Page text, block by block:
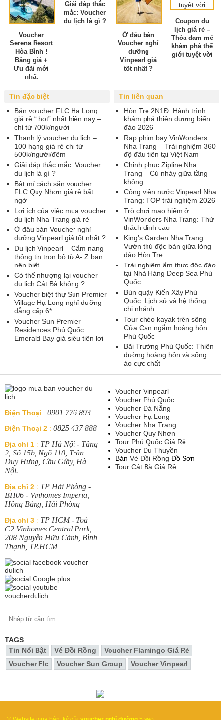
Voucher
Serena Resort
Hòa Bình !
Bảng giá +
Ưu đãi mới
nhất
Giải đáp thắc
mắc: Voucher
du lịch là gì ?
Ở đâu bán
Voucher nghỉ
dưỡng
Vinpearl giá
tốt nhất ?
Coupon du
lịch giá rẻ –
Thỏa đam mê
khám phá thế
giới tuyệt vời
Tin liên quan
Hòn Tre 2N1Đ: Hành trình
khám phá thiên đường biển
đảo 2026
Rạp phim bay VinWonders
Nha Trang – Trải nghiệm 360
độ đầu tiên tại Việt Nam
Chinh phục Zipline Nha
Trang – Cú nhảy giữa tầng
không
Công viên nước Vinpearl Nha
Trang: TOP trải nghiệm 2026
Trò chơi mạo hiểm ở
VinWonders Nha Trang: Thử
thách đỉnh cao
King’s Garden Nha Trang:
Vườn thú độc bản giữa lòng
đảo Hòn Tre
Trải nghiệm ẩm thực độc đáo
tại Nhà Hàng Deep Sea Phú
Quốc
Bún quậy Kiến Xây Phú
Quốc: Lịch sử và hệ thống
chi nhánh
Tour chèo kayak trên sông
Cửa Cạn ngắm hoàng hôn
Phú Quốc
Bãi Trường Phú Quốc: Thiên
đường hoàng hôn và sống
ảo cực chất
Tin đặc biệt
Bán voucher FLC Hạ Long
giá rẻ “ hot” nhất hiện nay –
chỉ từ 700k/người
Thanh lý voucher du lịch –
100 hạng giá rẻ chỉ từ
500k/người/đêm
Giải đáp thắc mắc: Voucher
du lịch là gì ?
Bật mí cách săn voucher
FLC Quy Nhơn giá rẻ bất
ngờ
Lợi ích của việc mua voucher
du lịch Nha Trang giá rẻ
Ở đâu bán Voucher nghỉ
dưỡng Vinpearl giá tốt nhất ?
Du lịch Vinpearl – Cẩm nang
thông tin trọn bộ từ A- Z bạn
nên biết
Có thể nhượng lại voucher
du lịch Cát Bà không ?
Voucher biệt thự Sun Premier
Village Hạ Long nghỉ dưỡng
đẳng cấp 6*
Voucher Sun Premier
Residences Phú Quốc
Emerald Bay giá siêu tiện lợi
Điện Thoại : 0901 776 893
Điện Thoại 2 : 0825 437 888
Địa chỉ 1 : TP Hà Nội - Tầng
2, Số 15b, Ngõ 110, Trần
Duy Hưng, Cầu Giầy, Hà
Nội.
Địa chỉ 2 : TP Hải Phòng -
BH06 - Vinhomes Imperia,
Hồng Bàng, Hải Phòng
Địa chỉ 3 : TP HCM - Toà
C2 Vinhomes Central Park,
208 Nguyễn Hữu Cảnh, Bình
Thạnh, TP.HCM
Voucher Vinpearl
Voucher Phú Quốc
Voucher Đà Nẵng
Voucher Hạ Long
Voucher Nha Trang
Voucher Quy Nhơn
Tour Phú Quốc Giá Rẻ
Voucher Du Thuyền
Bán Vé Đồi Rồng Đồ Sơn
Tour Cát Bà Giá Rẻ
TAGS
Tin Nổi Bật
Vé Đồi Rồng
Voucher Flamingo Giá Rẻ
Voucher Flc
Voucher Sun Group Voucher Vinpearl